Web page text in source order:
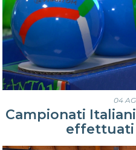
04
Campionati
effettuati